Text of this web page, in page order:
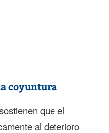
coyuntura
que el
al deterioro